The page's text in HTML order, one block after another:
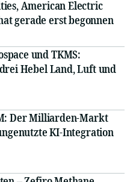
American Electric
gerade erst begonnen
und TKMS:
Hebel Land, Luft und
Der Milliarden-Markt
KI-Integration